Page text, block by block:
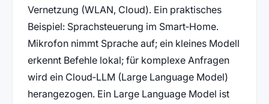
Vernetzung (WLAN, Cloud). Ein praktisches
Beispiel: Sprachsteuerung im Smart‑Home.
Mikrofon nimmt Sprache auf; ein kleines Modell
erkennt Befehle lokal; für komplexe Anfragen
wird ein Cloud‑LLM (Large Language Model)
herangezogen. Ein Large Language Model ist